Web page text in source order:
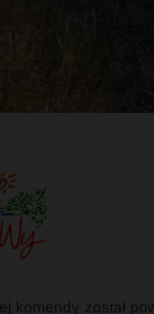
komendy został